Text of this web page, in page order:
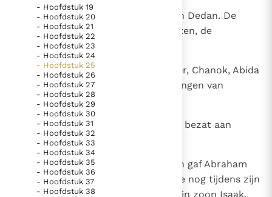
Nieuwste Documenten
5. Het gebed van de Kerk
In Christus wordt onze honger vervuld
Leer de kostbare parel van Gods koninkrijk te
herkennen
Gods Koninkrijk groeit stilletjes door liefde, niet door
dwang
De mystiek. De mystieke verschijnselen en de
heiligheid
Berichten
Het Vaticaan publiceert een nieuwe Latijnse uitgave
van het Romeins martyrologium
Vaticaanse financiële waakhond verliest autonomie
Paus spreekt het Wereldvoedselprogramma toe
- Hoofdstuk 19
- Hoofdstuk 20
- Hoofdstuk 21
- Hoofdstuk 22
- Hoofdstuk 23
- Hoofdstuk 24
- Hoofdstuk 25
- Hoofdstuk 26
- Hoofdstuk 27
- Hoofdstuk 28
- Hoofdstuk 29
- Hoofdstuk 30
- Hoofdstuk 31
- Hoofdstuk 32
- Hoofdstuk 33
- Hoofdstuk 34
- Hoofdstuk 35
- Hoofdstuk 36
- Hoofdstuk 37
- Hoofdstuk 38
Joksan was de vader van Seba en Dedan. De
zonen van Dedan zijn de Assurieten, de
Letusieten en de Leummieten.
De zonen van Midjan zijn Efa, Efer, Chanok, Abida
en Eldaa. Dat zijn allen nakomelingen van
Ketura.
Abraham vermaakte alles wat hij bezat aan
Isaak.
Aan de zonen van zijn bijvrouwen gaf Abraham
wel geschenken, maar hij zond ze nog tijdens zijn
leven weg uit de omgeving van zijn zoon Isaak,